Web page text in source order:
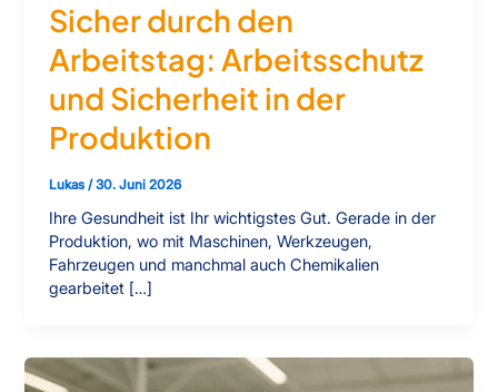
Sicher durch den
Arbeitstag: Arbeitsschutz
und Sicherheit in der
Produktion
Lukas/30. Juni 2026
Ihre Gesundheit ist Ihr wichtigstes Gut. Gerade in der
Produktion, wo mit Maschinen, Werkzeugen,
Fahrzeugen und manchmal auch Chemikalien
gearbeitet […]